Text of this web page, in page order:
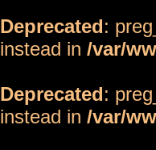
Deprecated:
instead in /var/
Deprecated:
instead in /var/